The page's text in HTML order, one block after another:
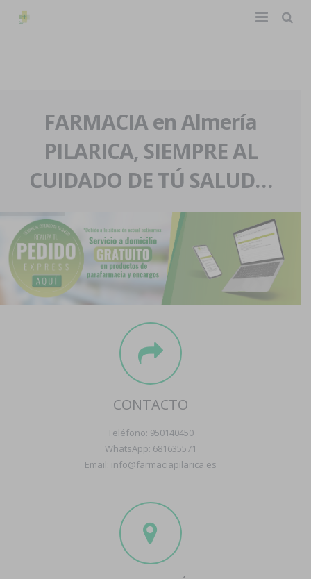
La farmacia
Nuestra historia
Nuestro equipo
Eventos
Servicios y reservas
Pedidos express
Blog
Contacto
Boletín
FARMACIA en Almería
PILARICA, SIEMPRE AL
CUIDADO DE TÚ SALUD…
CONTACTO
Teléfono: 950140450
WhatsApp: 681635571
Email: info@farmaciapilarica.es